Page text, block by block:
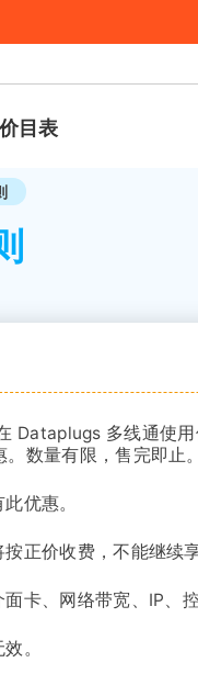
价目表
Dataplugs 多线通使
数量有限，售完即止。
优惠。
正价收费，不能继续
卡、网络带宽、IP、
。